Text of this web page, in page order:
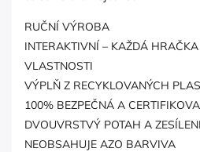
RUČNÍ VÝROBA
INTERAKTIVNÍ – KAŽDÁ
VLASTNOSTI
VÝPLŇ Z RECYKLOVANÝCH
100% BEZPEČNÁ A
DVOUVRSTVÝ POTAH A
NEOBSAHUJE AZO BARVIVA